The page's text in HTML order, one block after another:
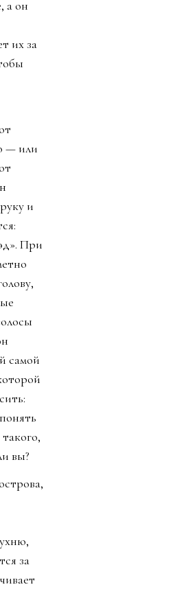
а он
их за
— или
и
При
самой
вы?
за